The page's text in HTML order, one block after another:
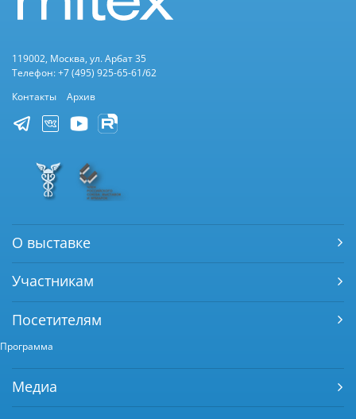
119002, Москва, ул. Арбат 35
Телефон: +7 (495) 925-65-61/62
Контакты
Архив
О выставке
Участникам
Посетителям
Программа
Медиа